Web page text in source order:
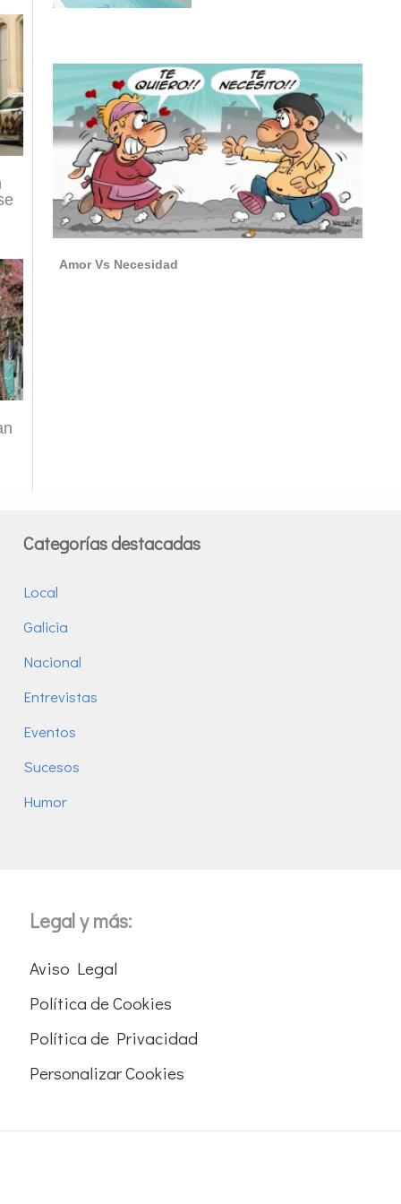
Amor Vs Necesidad
Categorías destacadas
Local
Galicia
Nacional
Entrevistas
Eventos
Sucesos
Humor
Legal y más:
Aviso Legal
Política de Cookies
Política de Privacidad
Personalizar Cookies